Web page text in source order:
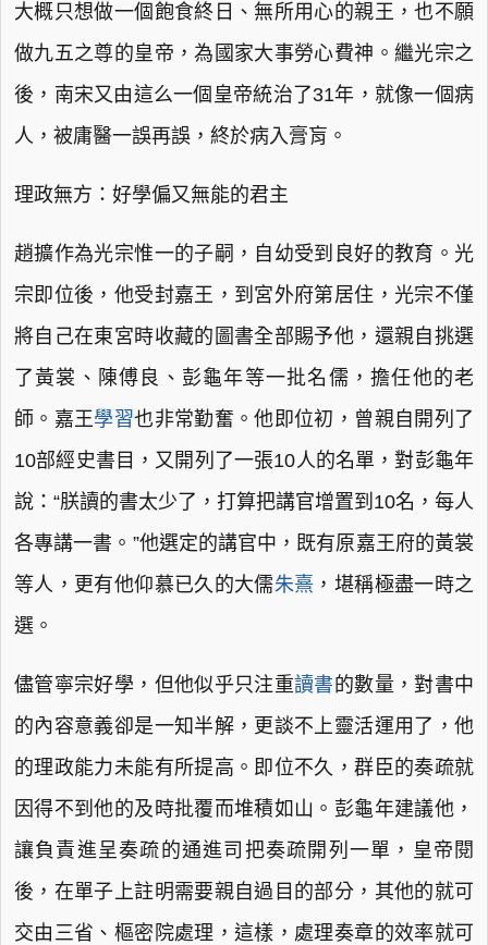
大概只想做一個飽食終日、無所用心的親王，也不願
做九五之尊的皇帝，為國家大事勞心費神。繼光宗之
後，南宋又由這么一個皇帝統治了31年，就像一個病
人，被庸醫一誤再誤，終於病入膏肓。
理政無方：好學偏又無能的君主
趙擴作為光宗惟一的子嗣，自幼受到良好的教育。光
宗即位後，他受封嘉王，到宮外府第居住，光宗不僅
將自己在東宮時收藏的圖書全部賜予他，還親自挑選
了黃裳、陳傅良、彭龜年等一批名儒，擔任他的老
師。嘉王學習也非常勤奮。他即位初，曾親自開列了
10部經史書目，又開列了一張10人的名單，對彭龜年
說：“朕讀的書太少了，打算把講官增置到10名，每人
各專講一書。”他選定的講官中，既有原嘉王府的黃裳
等人，更有他仰慕已久的大儒朱熹 ，堪稱極盡一時之
選。
儘管寧宗好學，但他似乎只注重讀書 的數量，對書中
的內容意義卻是一知半解，更談不上靈活運用了，他
的理政能力未能有所提高。即位不久，群臣的奏疏就
因得不到他的及時批覆而堆積如山。彭龜年建議他，
讓負責進呈奏疏的通進司把奏疏開列一單，皇帝閱
後，在單子上註明需要親自過目的部分，其他的就可
交由三省、樞密院處理，這樣，處理奏章的效率就可